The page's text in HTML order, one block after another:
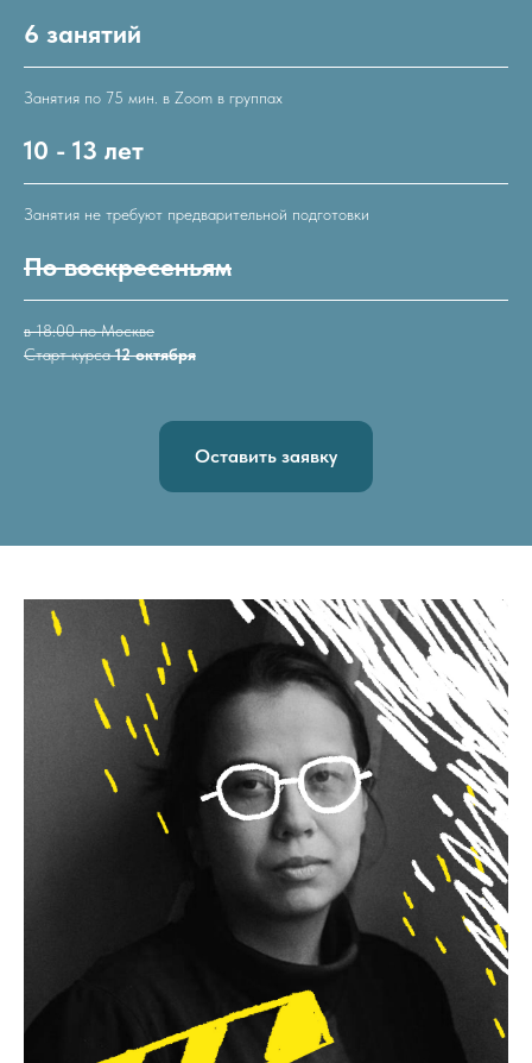
6 занятий
Занятия по 75 мин. в Zoom в группах
10 - 13 лет
Занятия не требуют предварительной подготовки
По воскресеньям
в 18:00 по Москве
Старт курса12 октября
Оставить заявку